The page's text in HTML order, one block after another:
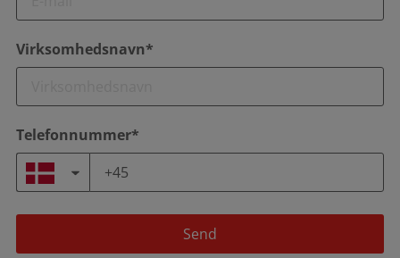
Virksomhedsnavn*
Telefonnummer*
Send